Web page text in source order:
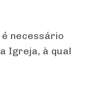
é necessário
Igreja, à qual